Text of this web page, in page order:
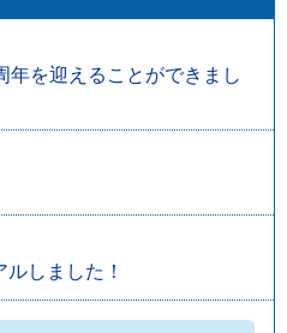
年を迎えることができまし
しました！